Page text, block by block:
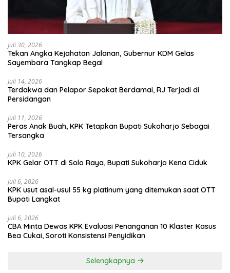
Juli 30, 2026
Tekan Angka Kejahatan Jalanan, Gubernur KDM Gelas
Sayembara Tangkap Begal
Juli 14, 2026
Terdakwa dan Pelapor Sepakat Berdamai, RJ Terjadi di
Persidangan
Juli 11, 2026
Peras Anak Buah, KPK Tetapkan Bupati Sukoharjo Sebagai
Tersangka
Juli 10, 2026
KPK Gelar OTT di Solo Raya, Bupati Sukoharjo Kena Ciduk
Juli 6, 2026
KPK usut asal-usul 55 kg platinum yang ditemukan saat OTT
Bupati Langkat
Juli 6, 2026
CBA Minta Dewas KPK Evaluasi Penanganan 10 Klaster Kasus
Bea Cukai, Soroti Konsistensi Penyidikan
Selengkapnya